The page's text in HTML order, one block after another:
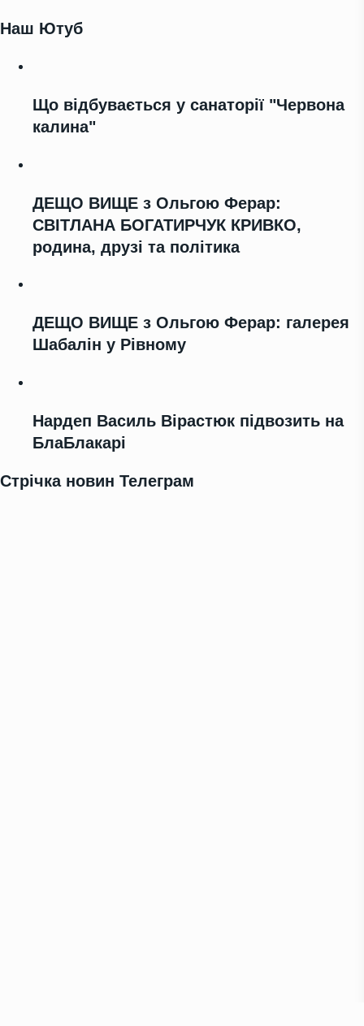
Наш Ютуб
Що відбувається у санаторії "Червона
калина"
ДЕЩО ВИЩЕ з Ольгою Ферар:
СВІТЛАНА БОГАТИРЧУК КРИВКО,
родина, друзі та політика
ДЕЩО ВИЩЕ з Ольгою Ферар: галерея
Шабалін у Рівному
Нардеп Василь Вірастюк підвозить на
БлаБлакарі
Стрічка новин Телеграм